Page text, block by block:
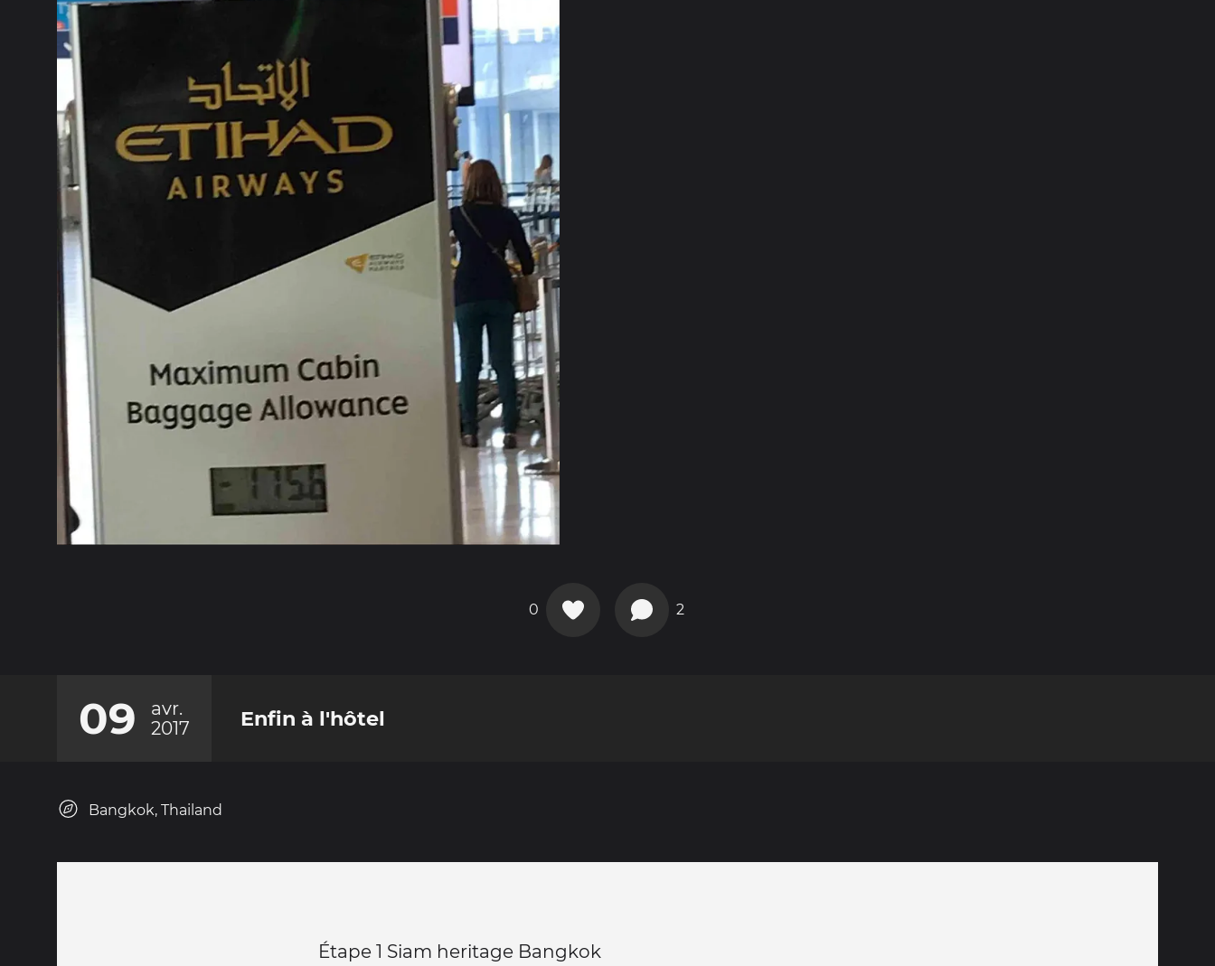
0 2
09
avr.
2017
Enfin à l'hôtel
Bangkok, Thailand
Étape 1 Siam heritage Bangkok